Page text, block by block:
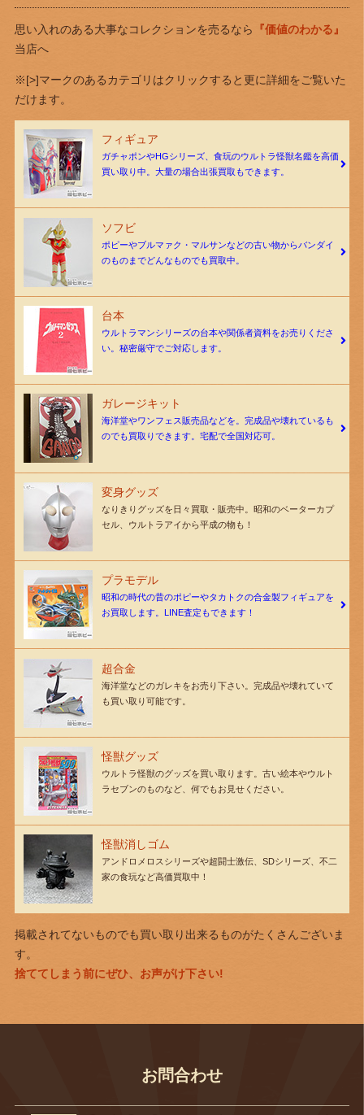
思い入れのある大事なコレクションを売るなら
『価値のわかる』
当店へ
※[>]マークのあるカテゴリはクリックすると更に詳細をご覧いた
だけます。
フィギュア
ガチャポンやHGシリーズ、食玩のウルトラ怪獣名鑑を高価
買い取り中。大量の場合出張買取もできます。
ソフビ
ポピーやブルマァク・マルサンなどの古い物からバンダイ
のものまでどんなものでも買取中。
台本
ウルトラマンシリーズの台本や関係者資料をお売りくださ
い。秘密厳守でご対応します。
ガレージキット
海洋堂やワンフェス販売品などを。完成品や壊れているも
のでも買取りできます。宅配で全国対応可。
変身グッズ
なりきりグッズを日々買取・販売中。昭和のベーターカプ
セル、ウルトラアイから平成の物も！
プラモデル
昭和の時代の昔のポピーやタカトクの合金製フィギュアを
お買取します。LINE査定もできます！
超合金
海洋堂などのガレキをお売り下さい。完成品や壊れていて
も買い取り可能です。
怪獣グッズ
ウルトラ怪獣のグッズを買い取ります。古い絵本やウルト
ラセブンのものなど、何でもお見せください。
怪獣消しゴム
アンドロメロスシリーズや超闘士激伝、SDシリーズ、不二
家の食玩など高価買取中！
掲載されてないものでも買い取り出来るものがたくさんございま
す。
捨ててしまう前にぜひ、お声がけ下さい!
お問合わせ